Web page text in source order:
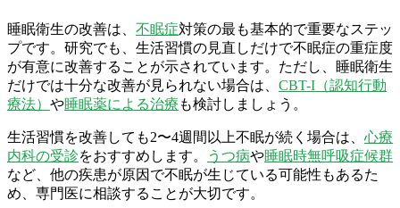
睡眠衛生の改善は、 不眠症対策の最も基本的で重要なステッ
プです。研究でも、生活習慣の見直しだけで不眠症の重症度
が有意に改善することが示されています。ただし、睡眠衛生
だけでは十分な改善が見られない場合は、 CBT-I（認知行動
療法） や睡眠薬による治療 も検討しましょう。
生活習慣を改善しても2〜4週間以上不眠が続く場合は、 心療
内科の受診をおすすめします。 うつ病や睡眠時無呼吸症候群
など、他の疾患が原因で不眠が生じている可能性もあるた
め、専門医に相談することが大切です。